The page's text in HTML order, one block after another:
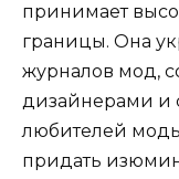
принимает
границы. Она
журналов мод,
дизайнерами и
любителей
придать